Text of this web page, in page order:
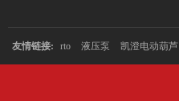
友情链接: rto 液压泵 凯澄电动葫芦